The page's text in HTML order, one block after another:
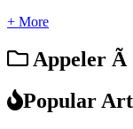
+ More
Appeler
Popular